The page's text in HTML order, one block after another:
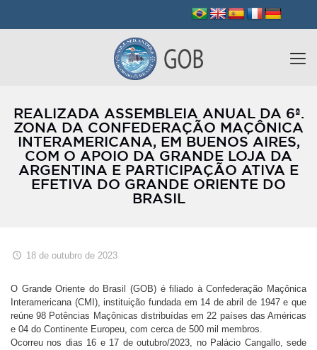
REALIZADA ASSEMBLEIA ANUAL DA 6ª.
ZONA DA CONFEDERAÇÃO MAÇÔNICA
INTERAMERICANA, EM BUENOS AIRES,
COM O APOIO DA GRANDE LOJA DA
ARGENTINA E PARTICIPAÇÃO ATIVA E
EFETIVA DO GRANDE ORIENTE DO
BRASIL
18 de outubro de 2023
O Grande Oriente do Brasil (GOB) é filiado à Confederação Maçônica
Interamericana (CMI), instituição fundada em 14 de abril de 1947 e que
reúne 98 Potências Maçônicas distribuídas em 22 países das Américas
e 04 do Continente Europeu, com cerca de 500 mil membros.
Ocorreu nos dias 16 e 17 de outubro/2023, no Palácio Cangallo, sede